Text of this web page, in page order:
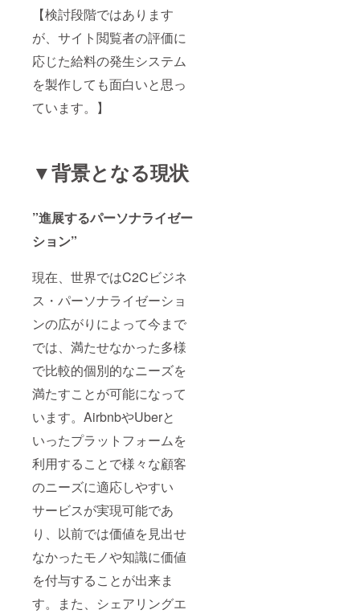
【検討段階ではあります
が、サイト閲覧者の評価に
応じた給料の発生システム
を製作しても面白いと思っ
ています。】
▼背景となる現状
”進展するパーソナライゼー
ション”
現在、世界ではC2Cビジネ
ス・パーソナライゼーショ
ンの広がりによって今まで
では、満たせなかった多様
で比較的個別的なニーズを
満たすことが可能になって
います。AirbnbやUberと
いったプラットフォームを
利用することで様々な顧客
のニーズに適応しやすい
サービスが実現可能であ
り、以前では価値を見出せ
なかったモノや知識に価値
を付与することが出来ま
す。また、シェアリングエ